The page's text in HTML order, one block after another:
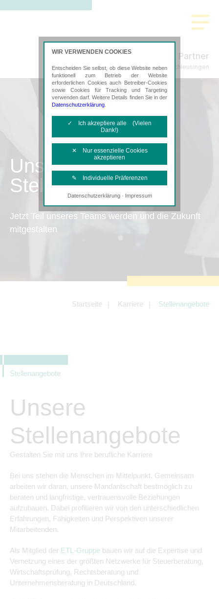
Freund & Partner
Steuerberatung in Schleusingen
Unsere
Stellenangebote
Jetzt Teil unseres Teams werden und die Zukunft
mitgestalten
Startseite Karriere Stellenangebote
Stellenangebote
Unsere
Stellenangebote
Gestalten Sie mit uns Ihre berufliche Karriere
Bei uns stehen die Menschen im Mittelpunkt. Gemeinsam
arbeiten wir daran, unsere Mandantschaft bestmöglich zu
beraten und langfristige, vertrauensvolle Beziehungen
aufzubauen. Dabei profitieren wir von den unterschiedlichen
Erfahrungen, Fähigkeiten und Perspektiven unserer
Mitarbeitenden.
Als Mitglied der ETL-Gruppe bauen wir auf die Expertise und
Vernetzung eines der größten Netzwerke für Steuerberatung,
Wirtschaftsprüfung, Rechtsberatung und
Unternehmensberatung in Deutschland.
WIR VERWENDEN COOKIES
Entscheiden Sie selbst, ob diese Website neben
funktionell zum Betrieb der Website
erforderlichen Cookies auch Betreiber-Cookies
sowie Cookies für Tracking und Targeting
verwenden darf. Weitere Details finden Sie in der
Datenschutzerklärung
✓ Ich akzeptiere alle (Vielen
Dank!)
✕ Nur essenzielle Cookies
akzeptieren
✎ Individuelle Präferenzen
Notwendige Cookies
Diese Cookies sind erforderlich, um die
grundlegende Funktionalität der Website
Angebotes einschließlich der
Angeboten von z.B. Facebook und
LinkedIn.
Datenschutzerklärung· Impressum